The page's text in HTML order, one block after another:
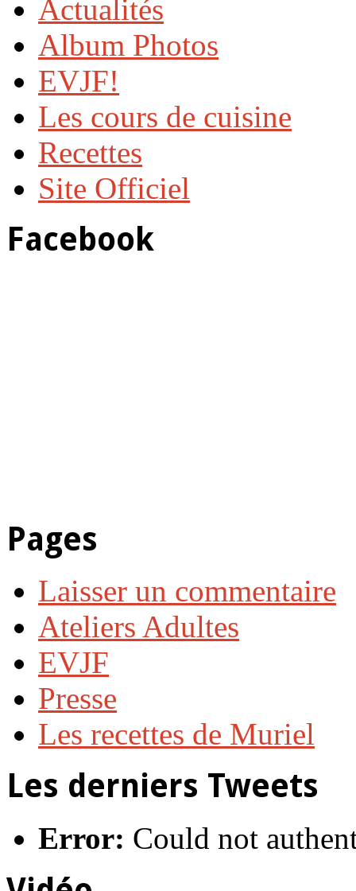
Actualités
Album Photos
EVJF!
Les cours de cuisine
Recettes
Site Officiel
Facebook
Pages
Laisser un commentaire
Ateliers Adultes
EVJF
Presse
Les recettes de Muriel
Les derniers Tweets
Error: Could not